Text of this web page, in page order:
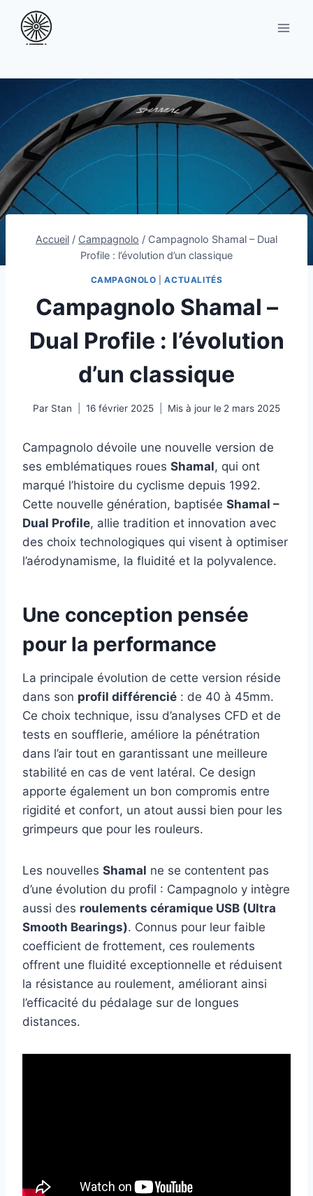
contenu
Accueil / Campagnolo / Campagnolo Shamal – Dual
Profile : l’évolution d’un classique
CAMPAGNOLO |ACTUALITÉS
Campagnolo Shamal –
Dual Profile : l’évolution
d’un classique
Par Stan 16 février 2025 Mis à jour le 2 mars 2025
Campagnolo dévoile une nouvelle version de
ses emblématiques roues Shamal, qui ont
marqué l’histoire du cyclisme depuis 1992.
Cette nouvelle génération, baptisée Shamal –
Dual Profile, allie tradition et innovation avec
des choix technologiques qui visent à optimiser
l’aérodynamisme, la fluidité et la polyvalence.
Une conception pensée
pour la performance
La principale évolution de cette version réside
dans son profil différencié : de 40 à 45mm.
Ce choix technique, issu d’analyses CFD et de
tests en soufflerie, améliore la pénétration
dans l’air tout en garantissant une meilleure
stabilité en cas de vent latéral. Ce design
apporte également un bon compromis entre
rigidité et confort, un atout aussi bien pour les
grimpeurs que pour les rouleurs.
Les nouvelles Shamal ne se contentent pas
d’une évolution du profil : Campagnolo y intègre
aussi des roulements céramique USB (Ultra
Smooth Bearings). Connus pour leur faible
coefficient de frottement, ces roulements
offrent une fluidité exceptionnelle et réduisent
la résistance au roulement, améliorant ainsi
l’efficacité du pédalage sur de longues
distances.